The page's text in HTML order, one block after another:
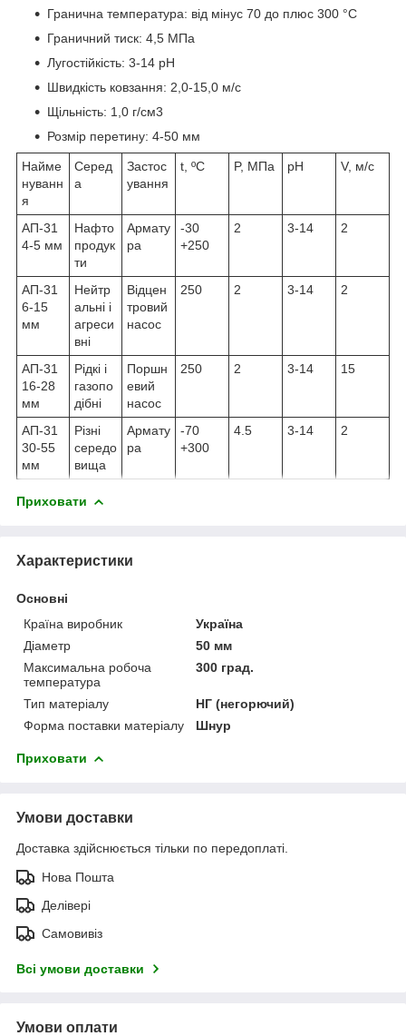
Гранична температура: від мінус 70 до плюс 300 °С
Граничний тиск: 4,5 МПа
Лугостійкість: 3-14 рН
Швидкість ковзання: 2,0-15,0 м/с
Щільність: 1,0 г/см3
Розмір перетину: 4-50 мм
Найме
нуванн
я
Серед
а
Застос
ування
t, ºC P, МПа pH V, м/с
АП-31
4-5 мм
Нафто
продук
ти
Армату
ра
-30
+250
2 3-14 2
АП-31
6-15
мм
Нейтр
альні і
агреси
вні
Відцен
тровий
насос
250 2 3-14 2
АП-31
16-28
мм
Рідкі і
газопо
дібні
Поршн
евий
насос
250 2 3-14 15
АП-31
30-55
мм
Різні
середо
вища
Армату
ра
-70
+300
4.5 3-14 2
Приховати
Характеристики
Основні
Країна виробник
Україна
Діаметр
50 мм
Максимальна робоча
температура
300 град.
Тип матеріалу
НГ (негорючий)
Форма поставки матеріалу
Шнур
Приховати
Умови доставки
Доставка здійснюється тільки по передоплаті.
Нова Пошта
Делівері
Самовивіз
Всі умови доставки
Умови оплати